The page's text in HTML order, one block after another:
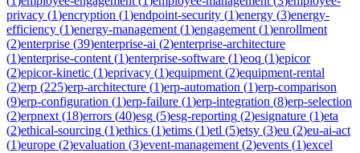
privacy (1)encryption (1)endpoint-security (1)energy (3)energy-
efficiency (1)energy-management (1)engagement (1)enrollment
(2)enterprise (39)enterprise-ai (2)enterprise-architecture
(1)enterprise-content (1)enterprise-software (1)eoq (1)epicor
(2)epicor-kinetic (1)eprivacy (1)equipment (2)equipment-rental
(2)erp (225)erp-architecture (1)erp-automation (1)erp-comparison
(9)erp-configuration (1)erp-failure (1)erp-integration (8)erp-selection
(2)erpnext (18)errors (40)esg (5)esg-reporting (2)esignature (1)eta
(2)ethical-sourcing (1)ethics (1)etims (1)etl (5)etsy (3)eu (2)eu-ai-act
(1)europe (2)evaluation (3)event-management (2)events (1)excel